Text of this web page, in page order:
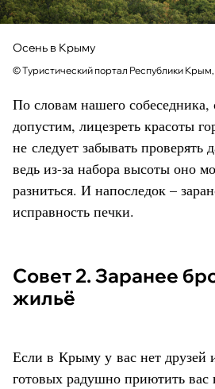
Осень в Крыму
© Туристический портал Республики
По словам нашего собеседника,
допустим, лицезреть красоты
не следует забывать проверять
ведь из-за набора высоты оно
разниться. И напоследок –
исправность печки.
Совет 2. Заранее бронируем
жильё
Если в Крыму у вас нет друзей
готовых радушно приютить вас